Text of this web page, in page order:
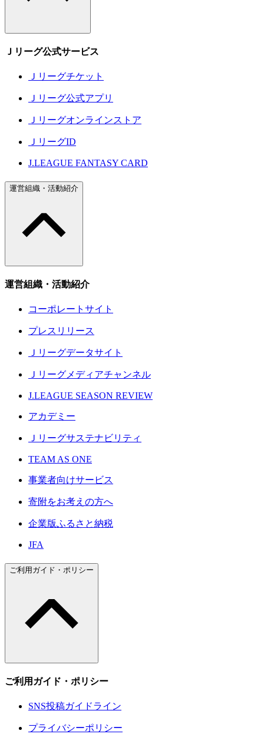
Ｊリーグ公式サービス
Ｊリーグチケット
Ｊリーグ公式アプリ
Ｊリーグオンラインストア
ＪリーグID
J.LEAGUE FANTASY CARD
運営組織・活動紹介
運営組織・活動紹介
コーポレートサイト
プレスリリース
Ｊリーグデータサイト
Ｊリーグメディアチャンネル
J.LEAGUE SEASON REVIEW
アカデミー
Ｊリーグサステナビリティ
TEAM AS ONE
事業者向けサービス
寄附をお考えの方へ
企業版ふるさと納税
JFA
ご利用ガイド・ポリシー
ご利用ガイド・ポリシー
SNS投稿ガイドライン
プライバシーポリシー